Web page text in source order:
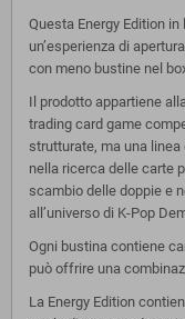
Questa Energy Edition
un’esperienza di
con meno bustine nel
Il prodotto appartiene
trading card game
strutturate, ma una linea
nella ricerca delle carte
scambio delle doppie e
all’universo di K-Pop
Ogni bustina contiene
può offrire una
La Energy Edition